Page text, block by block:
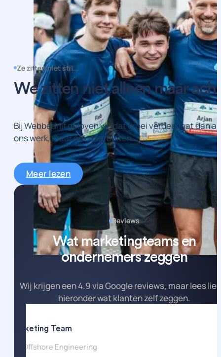
Ze zitten niet stil...
We zitten niet alleen maar
Bij Webbedrijf geloven we dat groei verder gaat dan
ons werk, maar ook daarbuiten.
Meer lezen
Reviews
Wat marketingteams en
ondernemers zeggen
Wij krijgen een 4.9 via Google reviews, maar lees
hieronder wat klanten zelf zeggen.
Marketing Team
KCI Offshore Engineering